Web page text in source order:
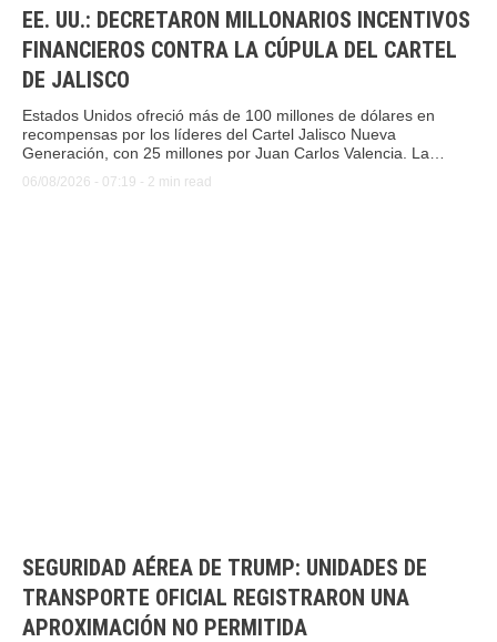
EE. UU.: DECRETARON MILLONARIOS INCENTIVOS
FINANCIEROS CONTRA LA CÚPULA DEL CARTEL
DE JALISCO
Estados Unidos ofreció más de 100 millones de dólares en
recompensas por los líderes del Cartel Jalisco Nueva
Generación, con 25 millones por Juan Carlos Valencia. La
ofensiva incluye sanciones financieras, revocación de visados e
investigaciones por corrupción institucional.
06/08/2026 - 07:19 - 2 min read
SEGURIDAD AÉREA DE TRUMP: UNIDADES DE
TRANSPORTE OFICIAL REGISTRARON UNA
APROXIMACIÓN NO PERMITIDA